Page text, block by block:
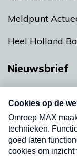
Meldpunt
Heel Holland
Nieuwsbrief
nieuwsbrief.
uw mailbox.